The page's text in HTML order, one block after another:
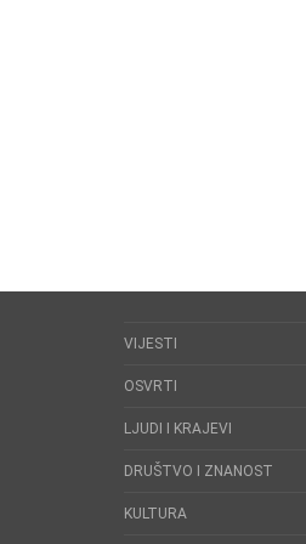
VIJESTI
OSVRTI
LJUDI I KRAJEVI
DRUŠTVO I ZNANOST
KULTURA